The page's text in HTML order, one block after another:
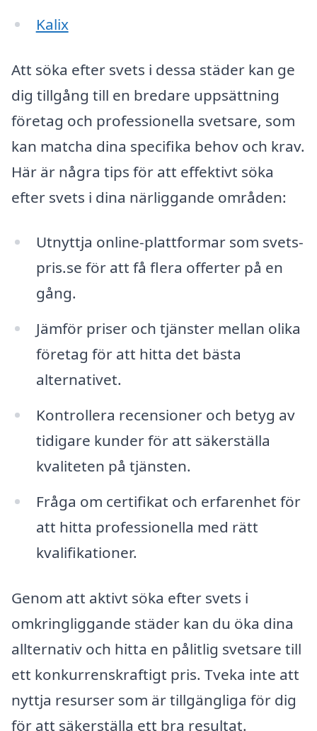
Kalix
Att söka efter svets i dessa städer kan ge
dig tillgång till en bredare uppsättning
företag och professionella svetsare, som
kan matcha dina specifika behov och krav.
Här är några tips för att effektivt söka
efter svets i dina närliggande områden:
Utnyttja online-plattformar som svets-
pris.se för att få flera offerter på en
gång.
Jämför priser och tjänster mellan olika
företag för att hitta det bästa
alternativet.
Kontrollera recensioner och betyg av
tidigare kunder för att säkerställa
kvaliteten på tjänsten.
Fråga om certifikat och erfarenhet för
att hitta professionella med rätt
kvalifikationer.
Genom att aktivt söka efter svets i
omkringliggande städer kan du öka dina
allternativ och hitta en pålitlig svetsare till
ett konkurrenskraftigt pris. Tveka inte att
nyttja resurser som är tillgängliga för dig
för att säkerställa ett bra resultat.